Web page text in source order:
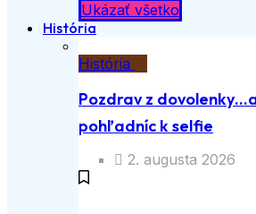
Ukázať všetko
História
História
Pozdrav z
pohľadníc k selfie
2. augusta 2026